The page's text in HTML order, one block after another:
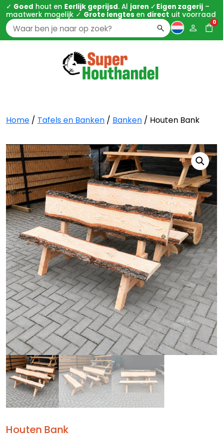
✓ Goed hout en Eerlijk geprijsd. Al jaren ✓Eigen zagerij –
maatwerk mogelijk ✓ Grote lengtes en direct uit voorraad
Zoeken
naar:
0
Home / Tafels en Banken / Banken / Houten Bank
Houten Bank